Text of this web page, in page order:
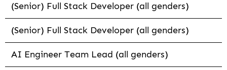
(Senior) Full Stack Developer (all genders)
(Senior) Full Stack Developer (all genders)
AI Engineer Team Lead (all genders)